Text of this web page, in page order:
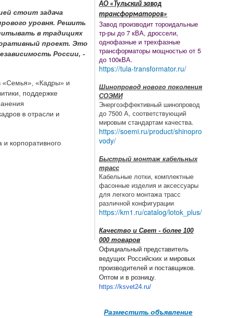
стоит задача
уровня. Решить
в традициях
проект. Это
России, -
«Семья», «Кадры» и
поддержке
в отрасли и
и корпоративного
АО «Тульский завод
трансформаторов»
Завод производит тороидальные
тр-ры до 7 кВА, дроссели,
однофазные и трехфазные
трансформаторы мощностью от 5
до 100кВА.
https://tula-transformator.ru/
Шинопровод нового поколения
СОЭМИ
Энергоэффективный шинопровод
до 7500 А, соответствующий
мировым стандартам качества.
https://soemi.ru/product/shinopro
vody/
Быстрый монтаж кабельных
трасс
Кабельные лотки, комплектные
фасонные изделия и аксессуары
для легкого монтажа трасс
различной конфигурации
https://km1.ru/catalog/lotok_plus/
Качество и Свет - более 100
000 товаров
Официальный представитель
ведущих Российских и мировых
производителей и поставщиков.
Оптом и в розницу.
https://ksvet24.ru/
Разместить объявление